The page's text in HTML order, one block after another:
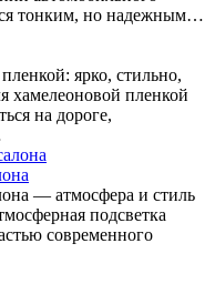
тонким, но надежным…
ярко, стильно,
хамелеоновой пленкой
на дороге,
— атмосфера и стиль
подсветка
современного